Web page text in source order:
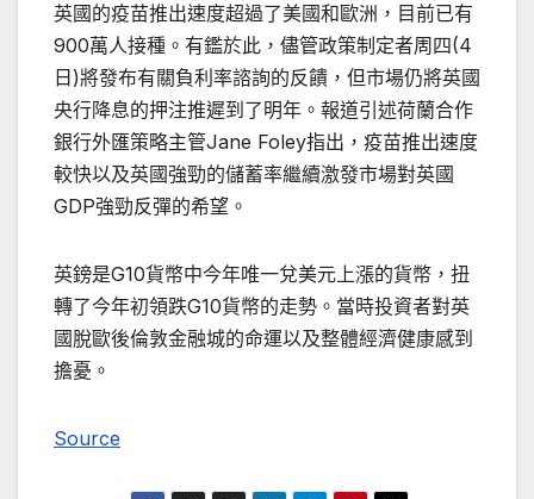
英國的疫苗推出速度超過了美國和歐洲，目前已有
900萬人接種。有鑑於此，儘管政策制定者周四(4
日)將發布有關負利率諮詢的反饋，但市場仍將英國
央行降息的押注推遲到了明年。報道引述荷蘭合作
銀行外匯策略主管Jane Foley指出，疫苗推出速度
較快以及英國強勁的儲蓄率繼續激發市場對英國
GDP強勁反彈的希望。
英鎊是G10貨幣中今年唯一兌美元上漲的貨幣，扭
轉了今年初領跌G10貨幣的走勢。當時投資者對英
國脫歐後倫敦金融城的命運以及整體經濟健康感到
擔憂。
Source